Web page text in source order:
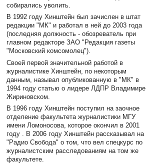
собирались уволить.
В 1992 году Хинштейн был зачислен в штат
редакции "МК" и работал в ней до 2003 года
(последняя должность - обозреватель при
главном редакторе ЗАО "Редакция газеты
"Московский комсомолец").
Своей первой значительной работой в
журналистике Хинштейн, по некоторым
данным, называл опубликованную в "МК" в
1994 году статью о лидере ЛДПР Владимире
Жириновском.
В 1996 году Хинштейн поступил на заочное
отделение факультета журналистики МГУ
имени Ломоносова, которое окончил в 2001
году . В 2006 году Хинштейн рассказывал на
"Радио Свобода" о том, что вел спецкурс по
журналистским расследованиям на том же
факультете.